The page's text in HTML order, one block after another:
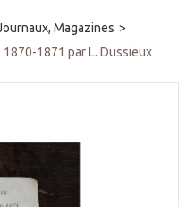
Magazines >
1871 par L. Dussieux